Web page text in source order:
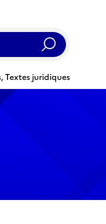
Rechercher
Textes juridiques